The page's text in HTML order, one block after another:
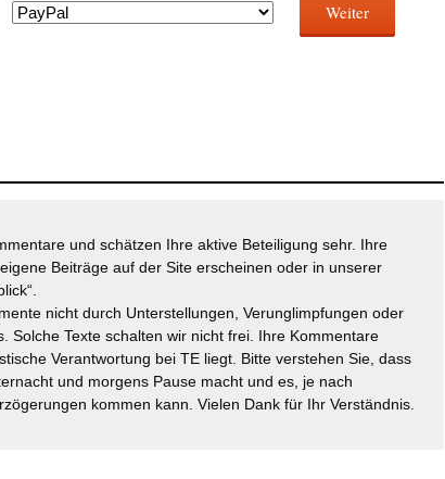
Weiter
und schätzen Ihre aktive Beteiligung sehr. Ihre
Beiträge auf der Site erscheinen oder in unserer
nicht durch Unterstellungen, Verunglimpfungen oder
Solche Texte schalten wir nicht frei. Ihre Kommentare
Verantwortung bei TE liegt. Bitte verstehen Sie, dass
und morgens Pause macht und es, je nach
kommen kann. Vielen Dank für Ihr Verständnis.